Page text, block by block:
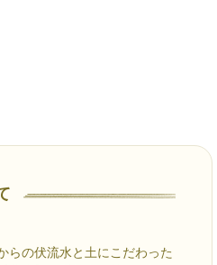
らの伏流水と土にこだわった